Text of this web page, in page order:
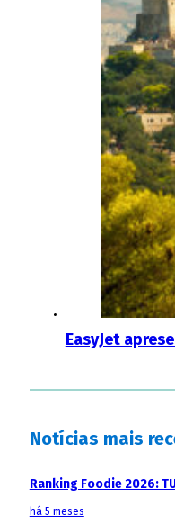
EasyJet
Notícias mais
Ranking Foodie 2026:
há 5 meses